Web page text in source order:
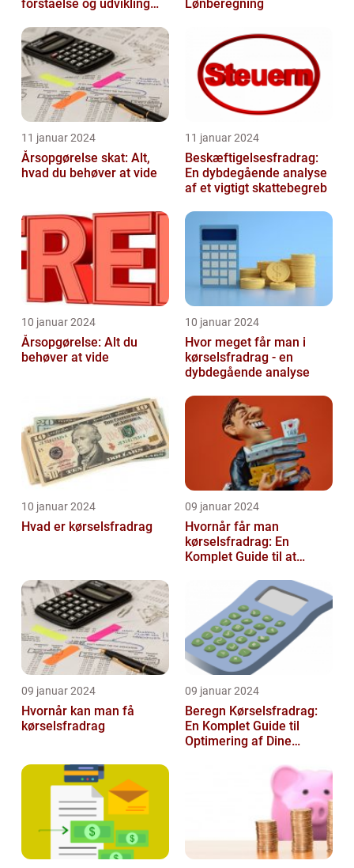
forståelse og udvikling
Lønberegning
11 januar 2024
Årsopgørelse skat: Alt,
hvad du behøver at vide
11 januar 2024
Beskæftigelsesfradrag:
En dybdegående analyse
af et vigtigt skattebegreb
10 januar 2024
Årsopgørelse: Alt du
behøver at vide
10 januar 2024
Hvor meget får man i
kørselsfradrag - en
dybdegående analyse
10 januar 2024
Hvad er kørselsfradrag
09 januar 2024
Hvornår får man
kørselsfradrag: En
Komplet Guide til at
Historien Bag Det
09 januar 2024
Hvornår kan man få
kørselsfradrag
09 januar 2024
Beregn Kørselsfradrag:
En Komplet Guide til
Optimering af Dine